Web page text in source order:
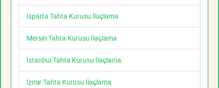
Isparta Tahta Kurusu İlaçlama
Mersin Tahta Kurusu İlaçlama
İstanbul Tahta Kurusu İlaçlama
İzmir Tahta Kurusu İlaçlama